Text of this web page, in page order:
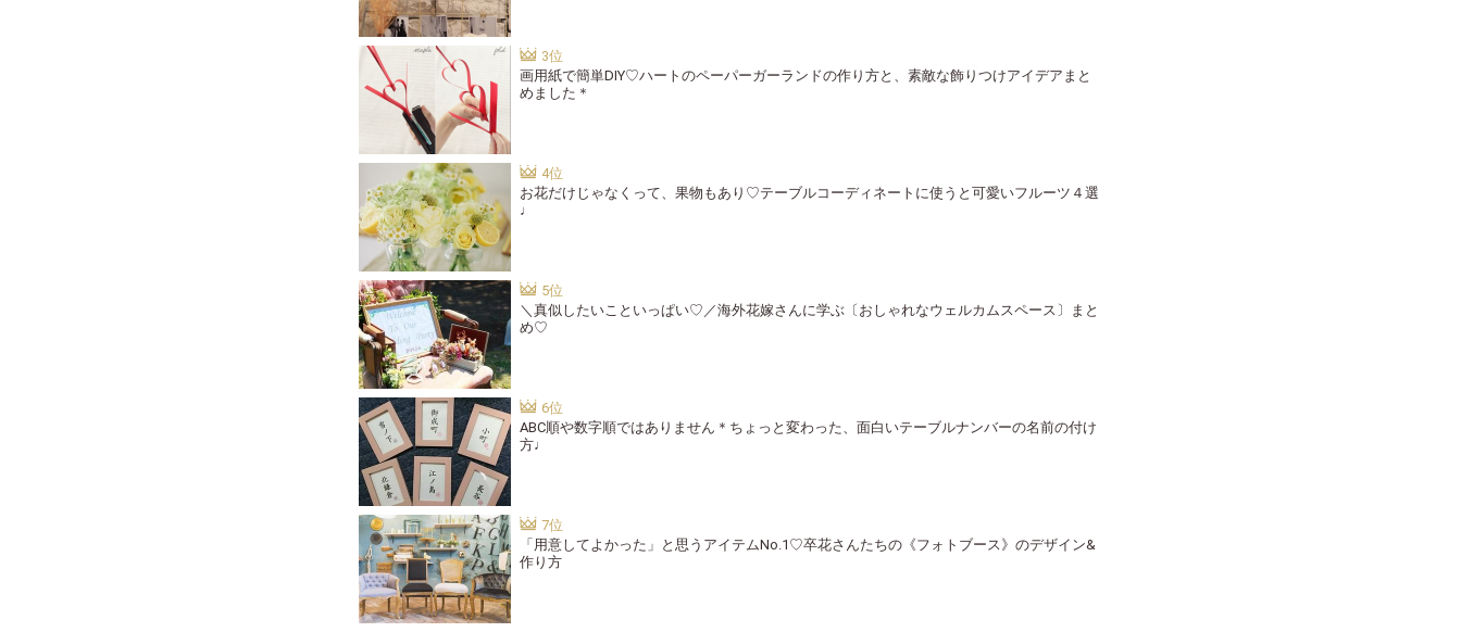
画用紙で簡単DIY♡ハートのペーパーガーランドの作り方と、素敵な飾りつけアイデアまと
めました＊
お花だけじゃなくって、果物もあり♡テーブルコーディネートに使うと可愛いフルーツ４選
♩
＼真似したいこといっぱい♡／海外花嫁さんに学ぶ〔おしゃれなウェルカムスペース〕まと
め♡
ABC順や数字順ではありません＊ちょっと変わった、面白いテーブルナンバーの名前の付け
方♩
「用意してよかった」と思うアイテムNo.1♡卒花さんたちの《フォトブース》のデザイン&
作り方